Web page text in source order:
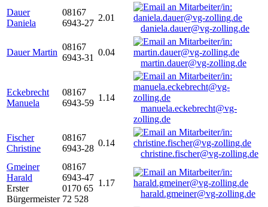
Dauer
Daniela
08167
6943-27
2.01
daniela.dauer@vg-zolling.de
Dauer Martin
08167
6943-31
0.04
martin.dauer@vg-zolling.de
Eckebrecht
Manuela
08167
6943-59
1.14
manuela.eckebrecht@vg-
zolling.de
Fischer
Christine
08167
6943-28
0.14
christine.fischer@vg-zolling.de
Gmeiner
Harald
Erster
Bürgermeister
08167
6943-47
0170 65
72 528
1.17
harald.gmeiner@vg-zolling.de